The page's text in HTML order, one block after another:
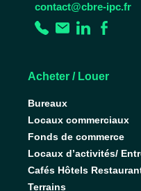
contact@cbre-ipc.fr
Acheter / Louer
Bureaux
Locaux commerciaux
Fonds de commerce
Locaux d’activités/
Cafés Hôtels
Terrains